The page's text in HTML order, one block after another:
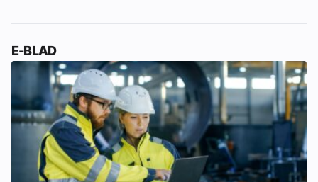
E-BLAD